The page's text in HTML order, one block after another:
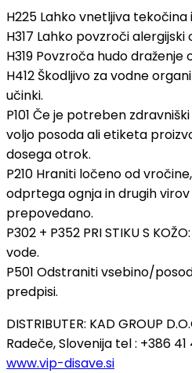
H225 Lahko vnetljiva tekočina
H317 Lahko povzroči alergijski
H319 Povzroča hudo draženje
H412 Škodljivo za vodne
učinki.
P101 Če je potreben
voljo posoda ali etiketa
dosega otrok.
P210 Hraniti ločeno od
odprtega ognja in drugih virov
prepovedano.
P302 + P352 PRI STIKU S
vode.
P501 Odstraniti vsebino/
predpisi.
DISTRIBUTER: KAD GROUP
Radeče, Slovenija tel : +386 41
www.vip-disave.si